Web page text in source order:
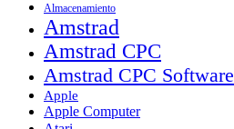
Almacenamiento
Amstrad
Amstrad CPC
Amstrad CPC Software
Apple
Apple Computer